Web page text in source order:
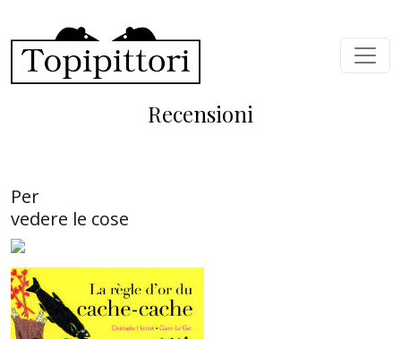
Recensioni
Per
vedere le cose